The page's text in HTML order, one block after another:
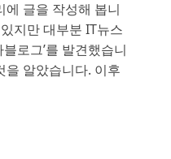
에 글을 작성해 봅니
지만 대부분 IT뉴스
로그’를 발견했습니
알았습니다. 이후